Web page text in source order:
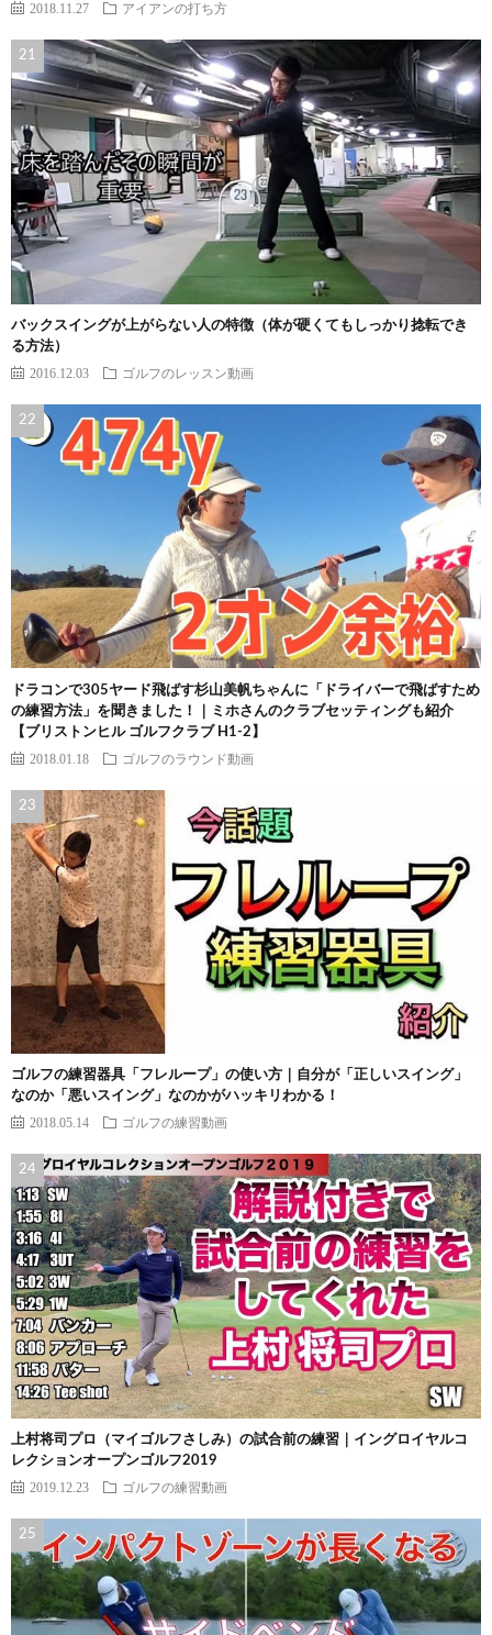
2018.11.27 アイアンの打ち方
バックスイングが上がらない人の特徴（体が硬くてもしっかり捻転でき
る方法）
2016.12.03 ゴルフのレッスン動画
ドラコンで305ヤード飛ばす杉山美帆ちゃんに「ドライバーで飛ばすため
の練習方法」を聞きました！｜ミホさんのクラブセッティングも紹介
【ブリストンヒル ゴルフクラブ H1-2】
2018.01.18 ゴルフのラウンド動画
ゴルフの練習器具「フレループ」の使い方｜自分が「正しいスイング」
なのか「悪いスイング」なのかがハッキリわかる！
2018.05.14 ゴルフの練習動画
上村将司プロ（マイゴルフさしみ）の試合前の練習｜イングロイヤルコ
レクションオープンゴルフ2019
2019.12.23 ゴルフの練習動画